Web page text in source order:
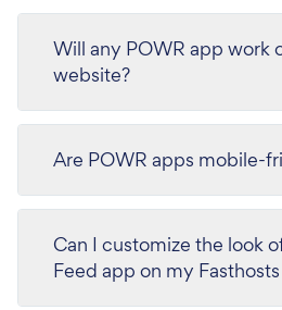
Will any POWR app work
website?
Are POWR apps mobile-
Can I customize the look
Feed app on my